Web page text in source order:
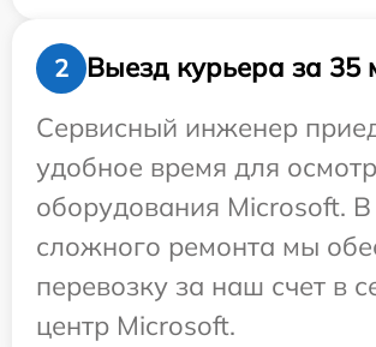
2
Выезд курьера за 35
Сервисный инженер
удобное время для
оборудования Microsoft. В
сложного ремонта мы
перевозку за наш счет в
центр Microsoft.